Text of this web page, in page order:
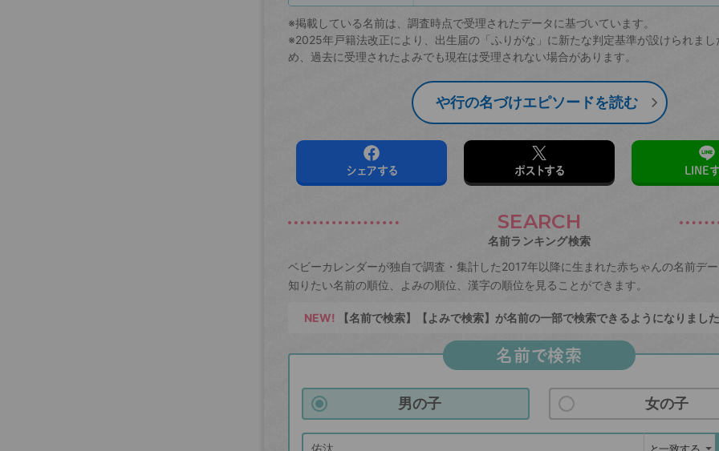
※掲載している名前は、調査時点で受理されたデータに基づいています。
※2025年戸籍法改正により、出生届の「ふりがな」に新たな判定基準が設けられまし
め、過去に受理されたよみでも現在は受理されない場合があります。
や行の名づけエピソードを読む
シェアする ポストする LINE
SEARCH
名前ランキング検索
ベビーカレンダーが独自で調査・集計した2017年以降に生まれた赤ちゃんの名前デ
知りたい名前の順位、よみの順位、漢字の順位を見ることができます。
NEW! 【名前で検索】【よみで検索】が名前の一部で検索できるようになりまし
名前で検索
男の子 女の子